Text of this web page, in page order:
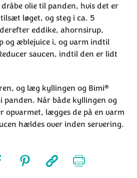
olie til panden, hvis det er
løget, og steg i ca. 5
eddike, ahornsirup,
og æblejuice i, og varm indtil
saucen, indtil den er lidt
og læg kyllingen og Bimi®
panden. Når både kyllingen og
opvarmet, lægges de på en varm
hældes over inden servering.